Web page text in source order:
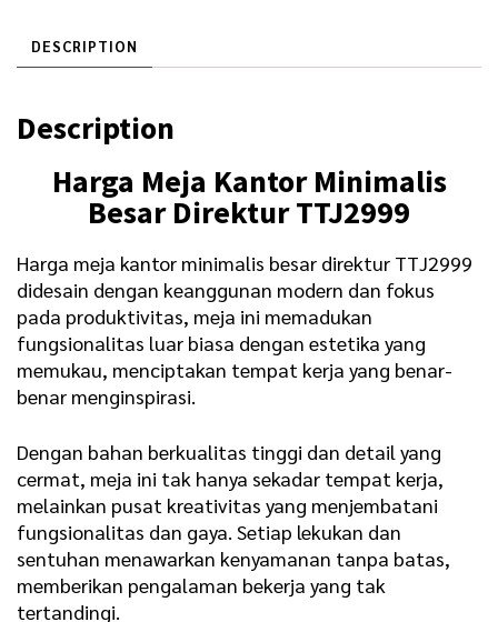
DESCRIPTION
Description
Harga Meja Kantor Minimalis
Besar Direktur TTJ2999
Harga meja kantor minimalis besar direktur TTJ2999
didesain dengan keanggunan modern dan fokus
pada produktivitas, meja ini memadukan
fungsionalitas luar biasa dengan estetika yang
memukau, menciptakan tempat kerja yang benar-
benar menginspirasi.
Dengan bahan berkualitas tinggi dan detail yang
cermat, meja ini tak hanya sekadar tempat kerja,
melainkan pusat kreativitas yang menjembatani
fungsionalitas dan gaya. Setiap lekukan dan
sentuhan menawarkan kenyamanan tanpa batas,
memberikan pengalaman bekerja yang tak
tertandingi.